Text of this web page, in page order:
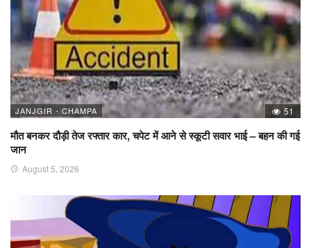
JANJGIR - CHAMPA 51
मौत बनकर दौड़ी तेज रफ्तार कार, चपेट में आने से स्कूटी सवार भाई – बहन की गई
जान
August 5, 2026